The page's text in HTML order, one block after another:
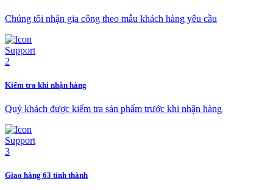
Chúng tôi nhận gia công theo mẫu khách hàng yêu cầu
Kiểm tra khi nhận hàng
Quý khách được kiểm tra sản phẩm trước khi nhận hàng
Giao hàng 63 tỉnh thành